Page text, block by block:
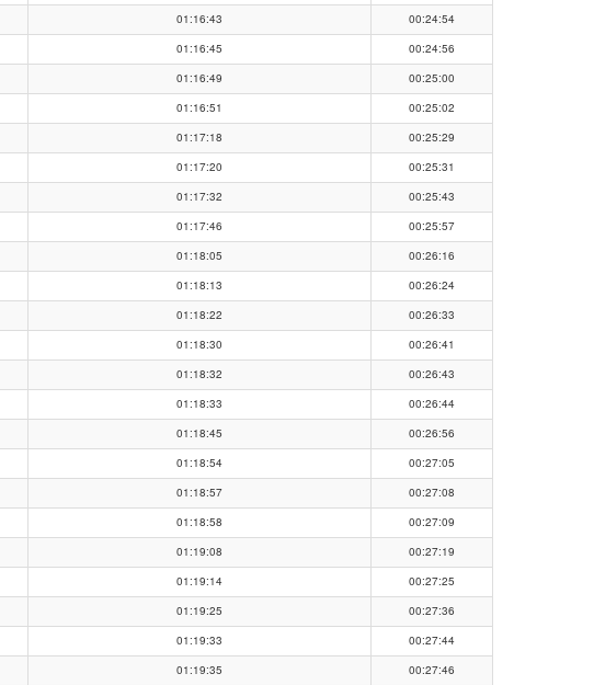
01:16:43
00:24:54
01:16:45
00:24:56
01:16:49
00:25:00
01:16:51
00:25:02
01:17:18
00:25:29
01:17:20
00:25:31
01:17:32
00:25:43
01:17:46
00:25:57
01:18:05
00:26:16
01:18:13
00:26:24
01:18:22
00:26:33
01:18:30
00:26:41
01:18:32
00:26:43
01:18:33
00:26:44
01:18:45
00:26:56
01:18:54
00:27:05
01:18:57
00:27:08
01:18:58
00:27:09
01:19:08
00:27:19
01:19:14
00:27:25
01:19:25
00:27:36
01:19:33
00:27:44
01:19:35
00:27:46